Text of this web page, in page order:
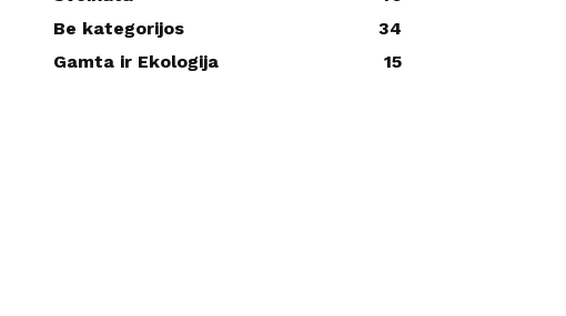
Be kategorijos
34
Gamta ir Ekologija
15